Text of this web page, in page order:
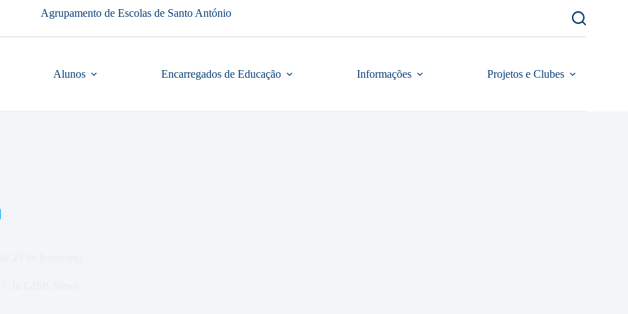
Agrupamento de Escolas de Santo António
Alunos Encarregados de Educação Informações Projetos e Clubes